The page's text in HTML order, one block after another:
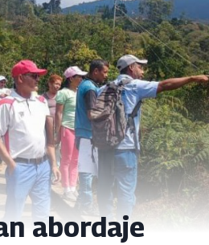
abordaje